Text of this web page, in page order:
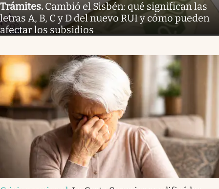
Trámites. Cambió el Sisbén: qué significan las
letras A, B, C y D del nuevo RUI y cómo pueden
afectar los subsidios